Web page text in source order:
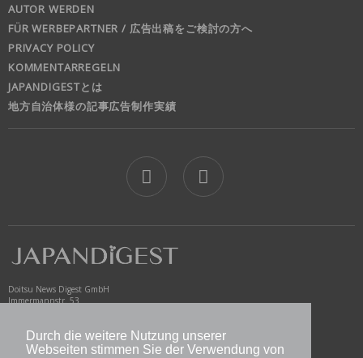
Durch die weitere Nutzung unserer
Webseiten stimmen Sie der Verwendung von
AUTOR WERDEN
FÜR WERBEPARTNER / 広告出稿をご検討の方へ
PRIVACY POLICY
KOMMENTARREGELN
JAPANDIGESTとは
地方自治体様の記事広告制作実績
Doitsu News Digest GmbH
Immermannstr. 53
www.newsdigest.de